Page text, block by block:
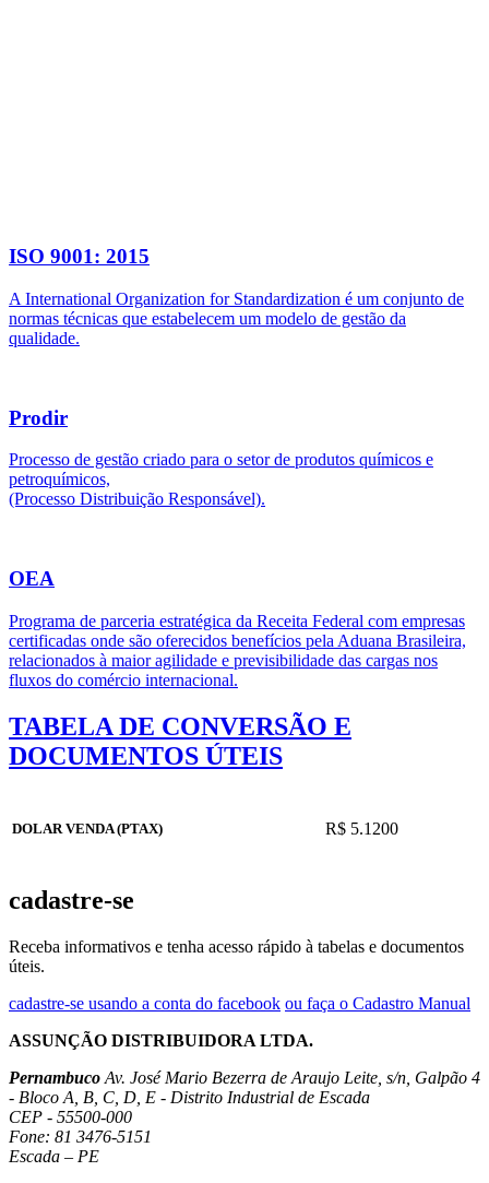
ISO 9001: 2015
A International Organization for Standardization é um conjunto de
normas técnicas que estabelecem um modelo de gestão da
qualidade.
Prodir
Processo de gestão criado para o setor de produtos químicos e
petroquímicos,
(Processo Distribuição Responsável).
OEA
Programa de parceria estratégica da Receita Federal com empresas
certificadas onde são oferecidos benefícios pela Aduana Brasileira,
relacionados à maior agilidade e previsibilidade das cargas nos
fluxos do comércio internacional.
TABELA DE CONVERSÃO E
DOCUMENTOS ÚTEIS
DOLAR VENDA (PTAX) R$ 5.1200
cadastre-se
Receba informativos e tenha acesso rápido à tabelas e documentos
úteis.
cadastre-se usando a conta do facebook ou faça o Cadastro Manual
ASSUNÇÃO DISTRIBUIDORA LTDA.
Pernambuco Av. José Mario Bezerra de Araujo Leite, s/n, Galpão 4
- Bloco A, B, C, D, E - Distrito Industrial de Escada
CEP - 55500-000
Fone: 81 3476-5151
Escada – PE